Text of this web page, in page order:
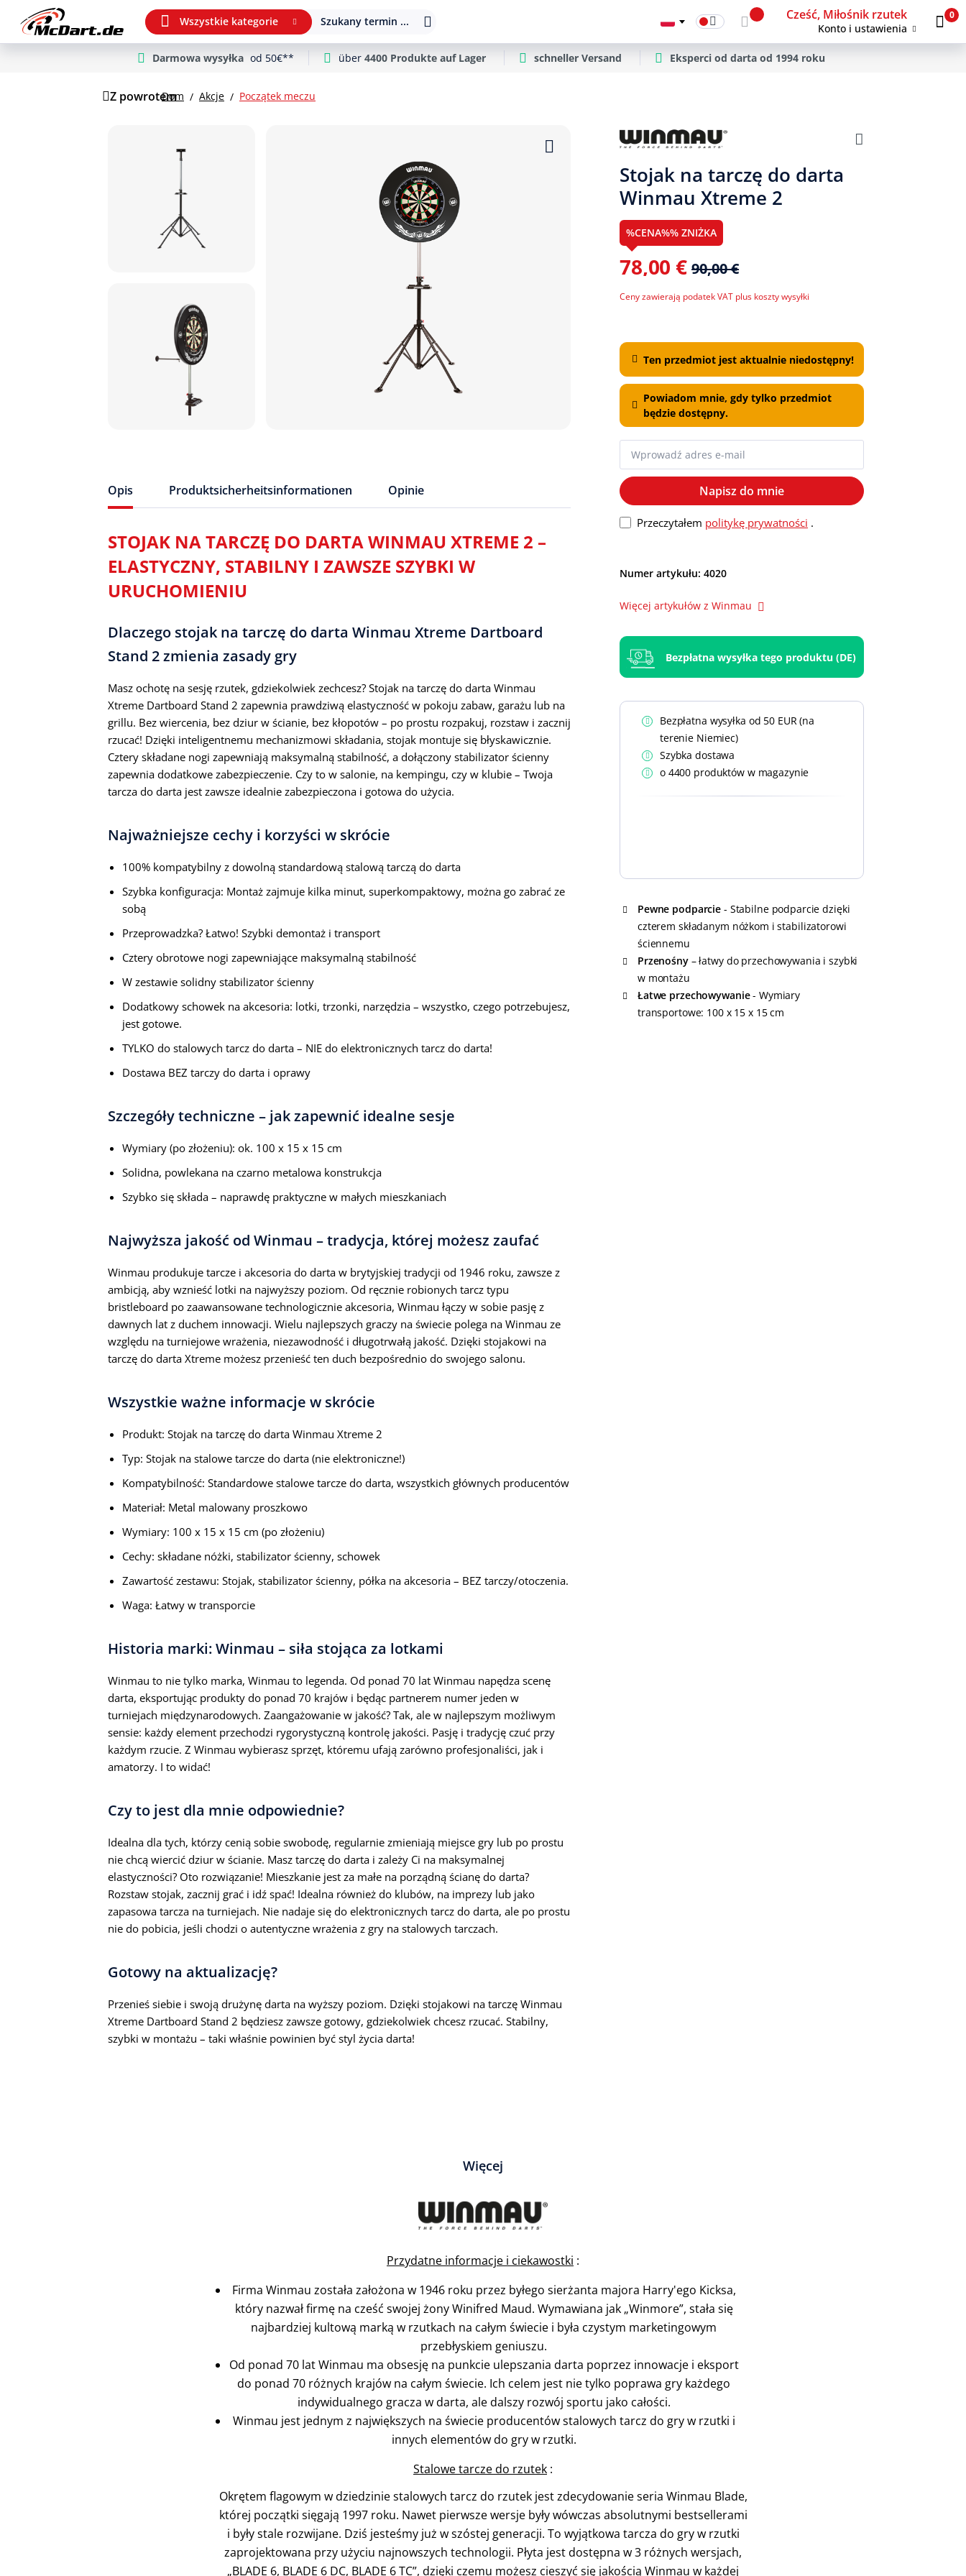
Przejdź do wyszukiwania
Przejdź do głównej nawigacji
Wszystkie kategorie Szukany termin ... Cześć, Miłośnik rzutek
Konto i ustawienia
0
Darmowa wysyłka od 50€** über 4400 Produkte auf Lager schneller Versand Eksperci od darta od 1994 roku
Z powrotem
Dom Akcje Początek meczu
Opis Produktsicherheitsinformationen Opinie
STOJAK NA TARCZĘ DO DARTA WINMAU XTREME 2 –
ELASTYCZNY, STABILNY I ZAWSZE SZYBKI W
URUCHOMIENIU
Dlaczego stojak na tarczę do darta Winmau Xtreme Dartboard
Stand 2 zmienia zasady gry
Masz ochotę na sesję rzutek, gdziekolwiek zechcesz? Stojak na tarczę do darta Winmau
Xtreme Dartboard Stand 2 zapewnia prawdziwą elastyczność w pokoju zabaw, garażu lub na
grillu. Bez wiercenia, bez dziur w ścianie, bez kłopotów – po prostu rozpakuj, rozstaw i zacznij
rzucać! Dzięki inteligentnemu mechanizmowi składania, stojak montuje się błyskawicznie.
Cztery składane nogi zapewniają maksymalną stabilność, a dołączony stabilizator ścienny
zapewnia dodatkowe zabezpieczenie. Czy to w salonie, na kempingu, czy w klubie – Twoja
tarcza do darta jest zawsze idealnie zabezpieczona i gotowa do użycia.
Najważniejsze cechy i korzyści w skrócie
100% kompatybilny z dowolną standardową stalową tarczą do darta
Szybka konfiguracja: Montaż zajmuje kilka minut, superkompaktowy, można go zabrać ze
sobą
Przeprowadzka? Łatwo! Szybki demontaż i transport
Cztery obrotowe nogi zapewniające maksymalną stabilność
W zestawie solidny stabilizator ścienny
Dodatkowy schowek na akcesoria: lotki, trzonki, narzędzia – wszystko, czego potrzebujesz,
jest gotowe.
TYLKO do stalowych tarcz do darta – NIE do elektronicznych tarcz do darta!
Dostawa BEZ tarczy do darta i oprawy
Szczegóły techniczne – jak zapewnić idealne sesje
Wymiary (po złożeniu): ok. 100 x 15 x 15 cm
Solidna, powlekana na czarno metalowa konstrukcja
Szybko się składa – naprawdę praktyczne w małych mieszkaniach
Najwyższa jakość od Winmau – tradycja, której możesz zaufać
Winmau produkuje tarcze i akcesoria do darta w brytyjskiej tradycji od 1946 roku, zawsze z
ambicją, aby wznieść lotki na najwyższy poziom. Od ręcznie robionych tarcz typu
bristleboard po zaawansowane technologicznie akcesoria, Winmau łączy w sobie pasję z
dawnych lat z duchem innowacji. Wielu najlepszych graczy na świecie polega na Winmau ze
względu na turniejowe wrażenia, niezawodność i długotrwałą jakość. Dzięki stojakowi na
tarczę do darta Xtreme możesz przenieść ten duch bezpośrednio do swojego salonu.
Wszystkie ważne informacje w skrócie
Produkt: Stojak na tarczę do darta Winmau Xtreme 2
Typ: Stojak na stalowe tarcze do darta (nie elektroniczne!)
Kompatybilność: Standardowe stalowe tarcze do darta, wszystkich głównych producentów
Materiał: Metal malowany proszkowo
Wymiary: 100 x 15 x 15 cm (po złożeniu)
Cechy: składane nóżki, stabilizator ścienny, schowek
Zawartość zestawu: Stojak, stabilizator ścienny, półka na akcesoria – BEZ tarczy/otoczenia.
Waga: Łatwy w transporcie
Historia marki: Winmau – siła stojąca za lotkami
Winmau to nie tylko marka, Winmau to legenda. Od ponad 70 lat Winmau napędza scenę
darta, eksportując produkty do ponad 70 krajów i będąc partnerem numer jeden w
turniejach międzynarodowych. Zaangażowanie w jakość? Tak, ale w najlepszym możliwym
sensie: każdy element przechodzi rygorystyczną kontrolę jakości. Pasję i tradycję czuć przy
każdym rzucie. Z Winmau wybierasz sprzęt, któremu ufają zarówno profesjonaliści, jak i
amatorzy. I to widać!
Czy to jest dla mnie odpowiednie?
Idealna dla tych, którzy cenią sobie swobodę, regularnie zmieniają miejsce gry lub po prostu
nie chcą wiercić dziur w ścianie. Masz tarczę do darta i zależy Ci na maksymalnej
elastyczności? Oto rozwiązanie! Mieszkanie jest za małe na porządną ścianę do darta?
Rozstaw stojak, zacznij grać i idź spać! Idealna również do klubów, na imprezy lub jako
zapasowa tarcza na turniejach. Nie nadaje się do elektronicznych tarcz do darta, ale po prostu
nie do pobicia, jeśli chodzi o autentyczne wrażenia z gry na stalowych tarczach.
Gotowy na aktualizację?
Przenieś siebie i swoją drużynę darta na wyższy poziom. Dzięki stojakowi na tarczę Winmau
Xtreme Dartboard Stand 2 będziesz zawsze gotowy, gdziekolwiek chcesz rzucać. Stabilny,
szybki w montażu – taki właśnie powinien być styl życia darta!
Stojak na tarczę do darta
Winmau Xtreme 2
%CENA%% ZNIŻKA
78,00 € 90,00 €
Ceny zawierają podatek VAT plus koszty wysyłki
Ten przedmiot jest aktualnie niedostępny!
Powiadom mnie, gdy tylko przedmiot
będzie dostępny.
Napisz do mnie
Przeczytałem politykę prywatności .
Numer artykułu: 4020
Więcej artykułów z Winmau
Bezpłatna wysyłka tego produktu (DE)
Bezpłatna wysyłka od 50 EUR (na
terenie Niemiec)
Szybka dostawa
o 4400 produktów w magazynie
Pewne podparcie - Stabilne podparcie dzięki
czterem składanym nóżkom i stabilizatorowi
ściennemu
Przenośny– łatwy do przechowywania i szybki
w montażu
Łatwe przechowywanie- Wymiary
transportowe: 100 x 15 x 15 cm
Więcej
Przydatne informacje i ciekawostki :
Firma Winmau została założona w 1946 roku przez byłego sierżanta majora Harry'ego Kicksa,
który nazwał firmę na cześć swojej żony Winifred Maud. Wymawiana jak „Winmore”, stała się
najbardziej kultową marką w rzutkach na całym świecie i była czystym marketingowym
przebłyskiem geniuszu.
Od ponad 70 lat Winmau ma obsesję na punkcie ulepszania darta poprzez innowacje i eksport
do ponad 70 różnych krajów na całym świecie. Ich celem jest nie tylko poprawa gry każdego
indywidualnego gracza w darta, ale dalszy rozwój sportu jako całości.
Winmau jest jednym z największych na świecie producentów stalowych tarcz do gry w rzutki i
innych elementów do gry w rzutki.
Stalowe tarcze do rzutek :
Okrętem flagowym w dziedzinie stalowych tarcz do rzutek jest zdecydowanie seria Winmau Blade,
której początki sięgają 1997 roku. Nawet pierwsze wersje były wówczas absolutnymi bestsellerami
i były stale rozwijane. Dziś jesteśmy już w szóstej generacji. To wyjątkowa tarcza do gry w rzutki
zaprojektowana przy użyciu najnowszych technologii. Płyta jest dostępna w 3 różnych wersjach,
„BLADE 6, BLADE 6 DC, BLADE 6 TC”, dzięki czemu możesz cieszyć się jakością Winmau w każdej